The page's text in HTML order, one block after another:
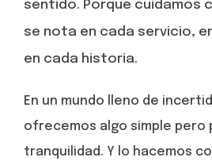
sentido. Porque cuidamos
se nota en cada servicio,
en cada historia.
En un mundo lleno de
ofrecemos algo simple pero
tranquilidad. Y lo hacemos